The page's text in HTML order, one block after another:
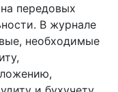
передовых
В журнале
необходимые